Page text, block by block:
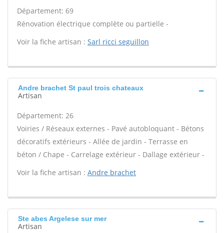
Département: 69
Rénovation électrique complète ou partielle -
Voir la fiche artisan : Sarl ricci seguillon
Andre brachet St paul trois chateaux
Artisan
Département: 26
Voiries / Réseaux externes - Pavé autobloquant - Bétons
décoratifs extérieurs - Allée de jardin - Terrasse en
béton / Chape - Carrelage extérieur - Dallage extérieur -
Voir la fiche artisan : Andre brachet
Ste abes Argelese sur mer
Artisan